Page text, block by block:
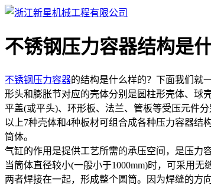
不锈钢压力容器结构是
不锈钢压力容器的结构是什么样的？下面我们就
形头和膨胀节对应的壳体分别是圆柱形壳体、球
平盖(或平头)、环形板、法兰、管板等受压元件
以上7种壳体和4种板材可组合成各种压力容器结
筒体。
气缸的作用是提供工艺所需的承压空间，是压力
当筒体直径较小(一般小于1000mm)时，可采用
两者焊接在一起，形成整个圆筒。因为焊缝的方